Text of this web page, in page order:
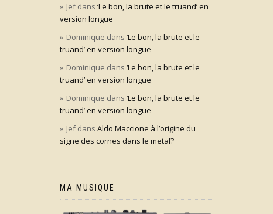
Jefdans ‘Le bon, la brute et le truand’ en
version longue
Dominique dans ‘Le bon, la brute et le
truand’ en version longue
Dominique dans ‘Le bon, la brute et le
truand’ en version longue
Dominique dans ‘Le bon, la brute et le
truand’ en version longue
Jefdans Aldo Maccione à l’origine du
signe des cornes dans le metal?
MA MUSIQUE